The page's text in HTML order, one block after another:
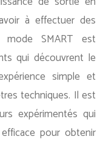
à effectuer des
mode SMART est
qui découvrent le
simple et
techniques. Il est
expérimentés qui
pour obtenir